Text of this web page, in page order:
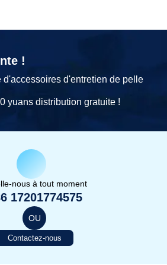
!
d'accessoires d'entretien de pelle
yuans distribution gratuite !
nous à tout moment
17201774575
OU
Contactez-nous